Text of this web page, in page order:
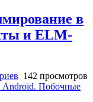
в
и ELM-
142 просмотров